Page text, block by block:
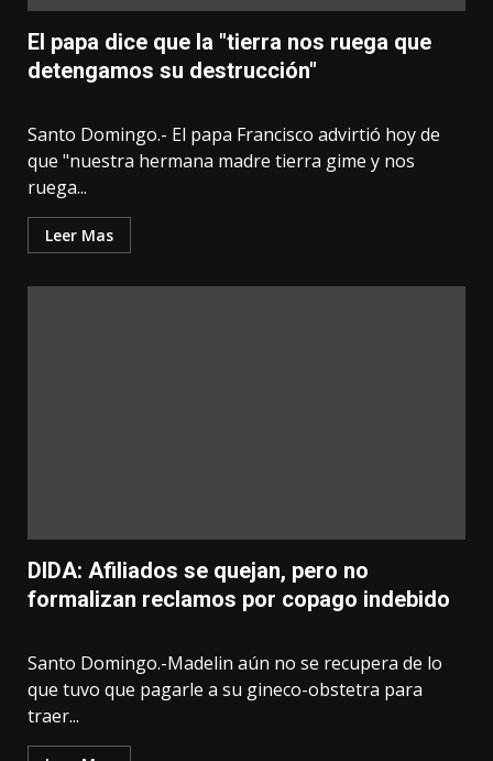
El papa dice que la "tierra nos ruega que
detengamos su destrucción"
Santo Domingo.- El papa Francisco advirtió hoy de
que "nuestra hermana madre tierra gime y nos
ruega...
Leer Mas
DIDA: Afiliados se quejan, pero no
formalizan reclamos por copago indebido
Santo Domingo.-Madelin aún no se recupera de lo
que tuvo que pagarle a su gineco-obstetra para
traer...